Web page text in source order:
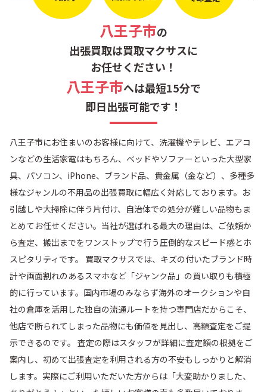
上柚木 川口町
川町 北野台
清川町
久保山町 越野
小比企町 小宮町
子安町 左入町
散田町 下恩方町
下柚木 城山手
新町 諏訪町
千人町 平町
高尾町 高倉町
八王子市の
出張買取は買取マクサスに
お任せください！
八王子市へは最短15分で
即日出張可能です！
八王子市にお住まいのお客様に向けて、洗濯機やテレビ、エアコ
ンなどの生活家電はもちろん、ベッドやソファーといった大型家
具、パソコン、iPhone、ブランド品、貴金属（金など）、多種多
様なジャンルの不用品の出張買取に幅広く対応しております。お
引越しや大掃除に伴う片付け、自治体での処分が難しい品物もま
とめてお任せください。当社が選ばれる最大の理由は、ご依頼か
ら査定、搬出までをワンストップで行う圧倒的なスピード感とホ
スピタリティです。 買取マクサスでは、キズの付いたブランド時
計や画面割れのあるスマホなど「ジャンク品」の買い取りも積極
的に行っています。国内市場のみならず海外のオークションや自
社の倉庫を活用した独自の流通ルートを持つ専門店だからこそ、
他店で断られてしまった品物にも価値を見出し、高額査定をご提
示できるのです。 査定の際はスタッフが詳細に査定額の根拠をご
案内し、初めて出張査定を利用される方の不安もしっかりと解消
します。実際にご利用いただいた方からは「大変助かりました、